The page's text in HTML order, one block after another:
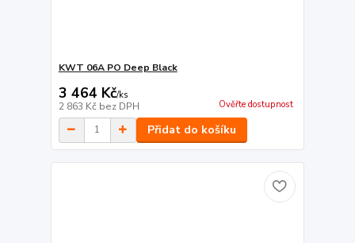
KWT 06A PO Deep Black
3 464 Kč/ks
2 863 Kč bez DPH Ověřte dostupnost
Přidat do košíku